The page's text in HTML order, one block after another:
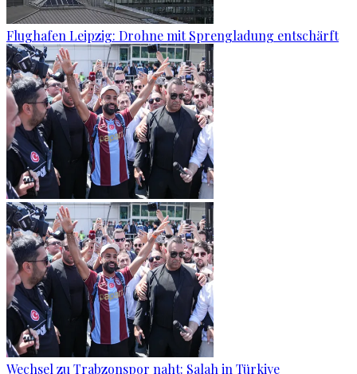
Flughafen Leipzig: Drohne mit Sprengladung entschärft
Wechsel zu Trabzonspor naht: Salah in Türkiye